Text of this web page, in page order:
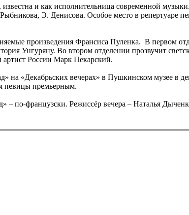
и как исполнительница современной
Э. Денисова. Особое место в репертуаре
произведения Франсиса Пуленка. В первом
Унгуряну. Во втором отделении прозвучит
России Марк Пекарский.
на «Декабрьских вечерах» в Пушкинском музее в
певицы премьерным.
– по-французски. Режиссёр вечера – Наталья